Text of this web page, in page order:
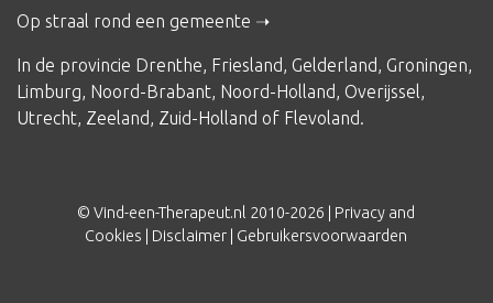
Op straal rond een gemeente
In de provincie Drenthe, Friesland, Gelderland, Groningen,
Limburg, Noord-Brabant, Noord-Holland, Overijssel,
Utrecht, Zeeland, Zuid-Holland of Flevoland.
© Vind-een-Therapeut.nl 2010-2026 | Privacy and
Cookies
Disclaimer Gebruikersvoorwaarden